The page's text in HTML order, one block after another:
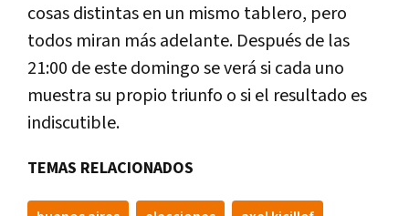
cosas distintas en un mismo tablero, pero
todos miran más adelante. Después de las
21:00 de este domingo se verá si cada uno
muestra su propio triunfo o si el resultado es
indiscutible.
TEMAS RELACIONADOS